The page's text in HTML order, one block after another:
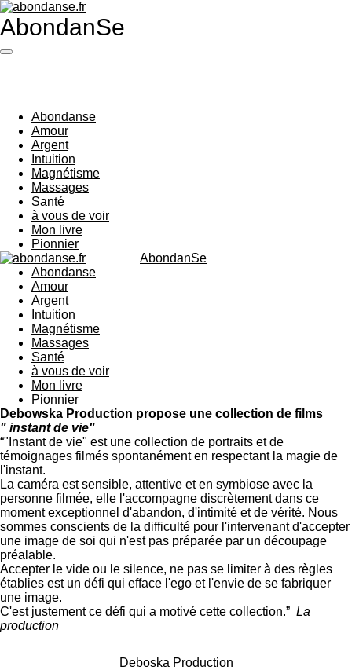
Passer
au
principal
AbondanSe
Abondanse
Amour
Argent
Intuition
Magnétisme
Massages
Santé
à vous de voir
Mon livre
Pionnier
AbondanSe
Abondanse
Amour
Argent
Intuition
Magnétisme
Massages
Santé
à vous de voir
Mon livre
Pionnier
Debowska Production propose une collection de films
" instant de vie"
“"Instant de vie" est une collection de portraits et de
témoignages filmés spontanément en respectant la magie de
l'instant.
La caméra est sensible, attentive et en symbiose avec la
personne filmée, elle l'accompagne discrètement dans ce
moment exceptionnel d'abandon, d'intimité et de vérité. Nous
sommes conscients de la difficulté pour l'intervenant d'accepter
une image de soi qui n'est pas préparée par un découpage
préalable.
Accepter le vide ou le silence, ne pas se limiter à des règles
établies est un défi qui efface l'ego et l'envie de se fabriquer
une image.
C'est justement ce défi qui a motivé cette collection.” La
production
Deboska Production